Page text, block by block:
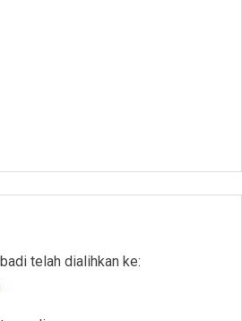
telah dialihkan ke: